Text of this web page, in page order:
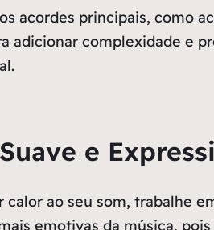
acordes principais, como
adicionar complexidade e
e
ao seu som, trabalhe
emotivas da música,